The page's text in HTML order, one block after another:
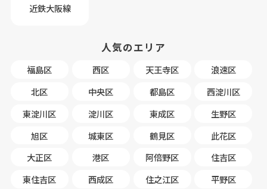
近鉄大阪線
人気のエリア
福島区 西区 天王寺区
浪速区
北区
中央区 都島区
西淀川区
東淀川区
淀川区 東成区
生野区
旭区
城東区 鶴見区
此花区
大正区
港区 阿倍野区
住吉区
東住吉区
西成区 住之江区 平野区